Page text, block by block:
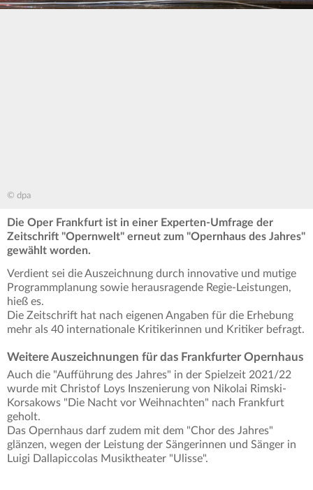
© dpa
Die Oper Frankfurt ist in einer Experten-Umfrage der
Zeitschrift "Opernwelt" erneut zum "Opernhaus des Jahres"
gewählt worden.
Verdient sei die Auszeichnung durch innovative und mutige
Programmplanung sowie herausragende Regie-Leistungen,
hieß es.
Die Zeitschrift hat nach eigenen Angaben für die Erhebung
mehr als 40 internationale Kritikerinnen und Kritiker befragt.
Weitere Auszeichnungen für das Frankfurter Opernhaus
Auch die "Aufführung des Jahres" in der Spielzeit 2021/22
wurde mit Christof Loys Inszenierung von Nikolai Rimski-
Korsakows "Die Nacht vor Weihnachten" nach Frankfurt
geholt.
Das Opernhaus darf zudem mit dem "Chor des Jahres"
glänzen, wegen der Leistung der Sängerinnen und Sänger in
Luigi Dallapiccolas Musiktheater "Ulisse".